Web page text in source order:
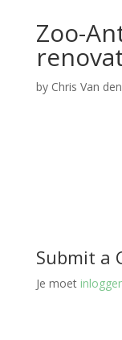
Zoo-
by Chris Van
Submit a
Je moet